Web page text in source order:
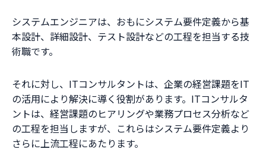
システムエンジニアは、おもにシステム要件定義から基
本設計、詳細設計、テスト設計などの工程を担当する技
術職です。
それに対し、ITコンサルタントは、企業の経営課題をIT
の活用により解決に導く役割があります。ITコンサルタ
ントは、経営課題のヒアリングや業務プロセス分析など
の工程を担当しますが、これらはシステム要件定義より
さらに上流工程にあたります。